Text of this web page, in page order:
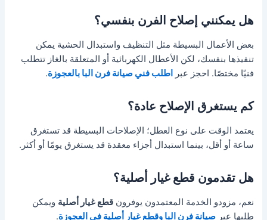
هل يمكنني إصلاح الفرن بنفسي؟
بعض الأعمال البسيطة مثل التنظيف واستبدال الحشية يمكن
تنفيذها بنفسك، لكن الأعطال الكهربائية أو المتعلقة بالغاز تتطلب
فنيًا مختصًا. احجز عبر
اطلب فني صيانة فرن البا بالعجوزة.
كم يستغرق الإصلاح عادة؟
يعتمد الوقت على نوع العطل؛ الإصلاحات البسيطة قد تستغرق
ساعة أو أقل، بينما استبدال أجزاء معقدة قد يستغرق يومًا أو أكثر.
هل تقدمون قطع غيار أصلية؟
نعم، مزودو الخدمة المعتمدون يوفرونقطع غيار أصلية ويمكن
طلبها عبرصيانة فرن البا وقطع غيار أصلية في العجوزة.